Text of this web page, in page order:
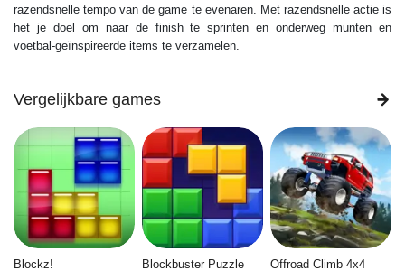
razendsnelle tempo van de game te evenaren. Met razendsnelle actie is
het je doel om naar de finish te sprinten en onderweg munten en
voetbal-geïnspireerde items te verzamelen.
Vergelijkbare games
Blockz! Blockbuster Puzzle Offroad Climb 4x4